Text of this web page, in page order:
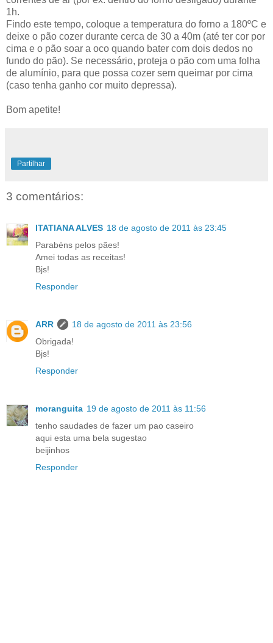
1h.
Findo este tempo, coloque a temperatura do forno a 180ºC e
deixe o pão cozer durante cerca de 30 a 40m (até ter cor por
cima e o pão soar a oco quando bater com dois dedos no
fundo do pão). Se necessário, proteja o pão com uma folha
de alumínio, para que possa cozer sem queimar por cima
(caso tenha ganho cor muito depressa).
Bom apetite!
Partilhar
3 comentários:
ITATIANA ALVES 18 de agosto de 2011 às 23:45
Parabéns pelos pães!
Amei todas as receitas!
Bjs!
Responder
ARR
18 de agosto de 2011 às 23:56
Obrigada!
Bjs!
Responder
moranguita 19 de agosto de 2011 às 11:56
tenho saudades de fazer um pao caseiro
aqui esta uma bela sugestao
beijinhos
Responder